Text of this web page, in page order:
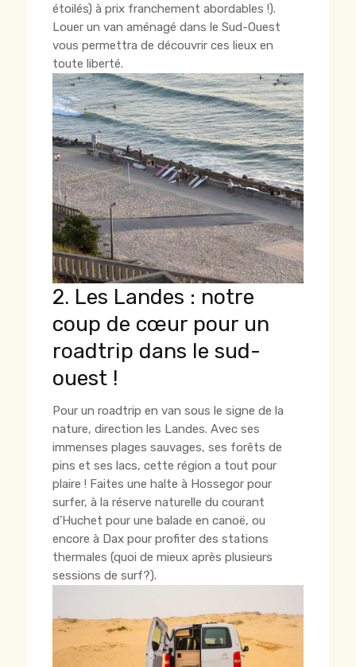
étoilés) à prix franchement abordables !).
Louer un van aménagé dans le Sud-Ouest
vous permettra de découvrir ces lieux en
toute liberté.
2. Les Landes : notre
coup de cœur pour un
roadtrip dans le sud-
ouest !
Pour un roadtrip en van sous le signe de la
nature, direction les Landes. Avec ses
immenses plages sauvages, ses forêts de
pins et ses lacs, cette région a tout pour
plaire ! Faites une halte à Hossegor pour
surfer, à la réserve naturelle du courant
d’Huchet pour une balade en canoë, ou
encore à Dax pour profiter des stations
thermales (quoi de mieux après plusieurs
sessions de surf?).